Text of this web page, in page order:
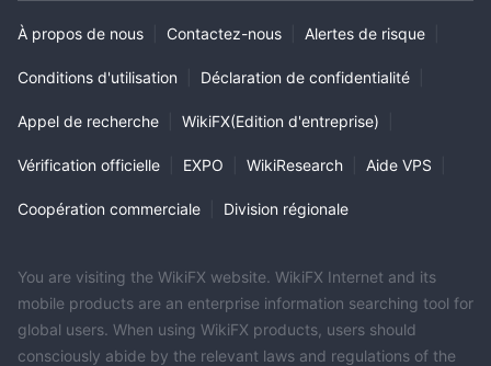
À propos de nous Contactez-nous Alertes de risque
Conditions d'utilisation Déclaration de confidentialité
Appel de recherche WikiFX(Edition d'entreprise)
Vérification officielle EXPO WikiResearch Aide VPS
Coopération commerciale Division régionale
You are visiting the WikiFX website. WikiFX Internet and its
mobile products are an enterprise information searching tool for
global users. When using WikiFX products, users should
consciously abide by the relevant laws and regulations of the